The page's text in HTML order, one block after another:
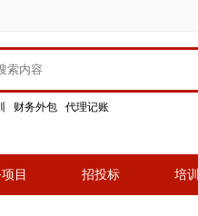
财务外包 代理记账
目 招投标 培